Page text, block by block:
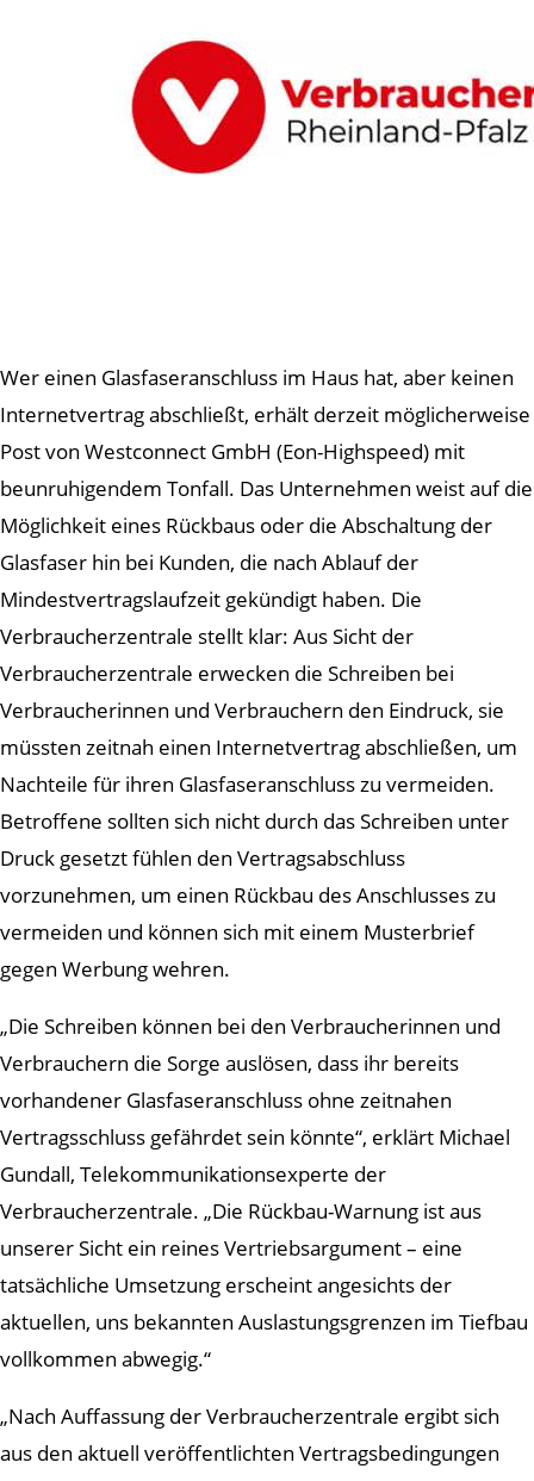
Wer einen Glasfaseranschluss im Haus hat, aber keinen
Internetvertrag abschließt, erhält derzeit möglicherweise
Post von Westconnect GmbH (Eon-Highspeed) mit
beunruhigendem Tonfall. Das Unternehmen weist auf die
Möglichkeit eines Rückbaus oder die Abschaltung der
Glasfaser hin bei Kunden, die nach Ablauf der
Mindestvertragslaufzeit gekündigt haben. Die
Verbraucherzentrale stellt klar: Aus Sicht der
Verbraucherzentrale erwecken die Schreiben bei
Verbraucherinnen und Verbrauchern den Eindruck, sie
müssten zeitnah einen Internetvertrag abschließen, um
Nachteile für ihren Glasfaseranschluss zu vermeiden.
Betroffene sollten sich nicht durch das Schreiben unter
Druck gesetzt fühlen den Vertragsabschluss
vorzunehmen, um einen Rückbau des Anschlusses zu
vermeiden und können sich mit einem Musterbrief
gegen Werbung wehren.
„Die Schreiben können bei den Verbraucherinnen und
Verbrauchern die Sorge auslösen, dass ihr bereits
vorhandener Glasfaseranschluss ohne zeitnahen
Vertragsschluss gefährdet sein könnte“, erklärt Michael
Gundall, Telekommunikationsexperte der
Verbraucherzentrale. „Die Rückbau-Warnung ist aus
unserer Sicht ein reines Vertriebsargument – eine
tatsächliche Umsetzung erscheint angesichts der
aktuellen, uns bekannten Auslastungsgrenzen im Tiefbau
vollkommen abwegig.“
„Nach Auffassung der Verbraucherzentrale ergibt sich
aus den aktuell veröffentlichten Vertragsbedingungen